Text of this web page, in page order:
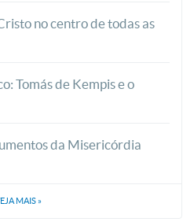
no centro de todas as
Tomás de Kempis e o
da Misericórdia
MAIS »